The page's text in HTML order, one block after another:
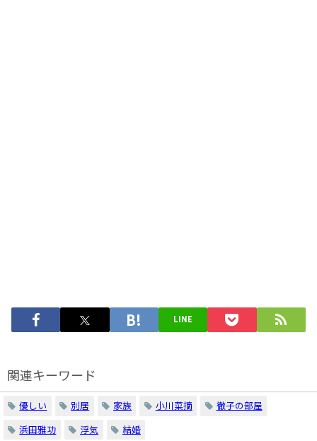
LINE
関連キーワード
優しい 別居 家族 小川菜摘
徹子の部屋
浜田雅功
浮気 結婚